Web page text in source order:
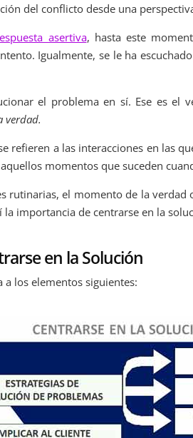
del conflicto desde una
asertiva, hasta este
Igualmente, se le ha
el problema en sí. Ese es el
verdad.
refieren a las interacciones en las
momentos que suceden
rutinarias, el momento de la
importancia de centrarse en la
en la Solución
los elementos siguientes: